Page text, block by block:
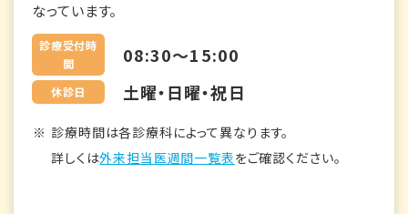
なっています。
診療受付時
間
08:30～15:00
休診日 土曜・日曜・祝日
診療時間は各診療科によって異なります。
詳しくは外来担当医週間一覧表をご確認ください。